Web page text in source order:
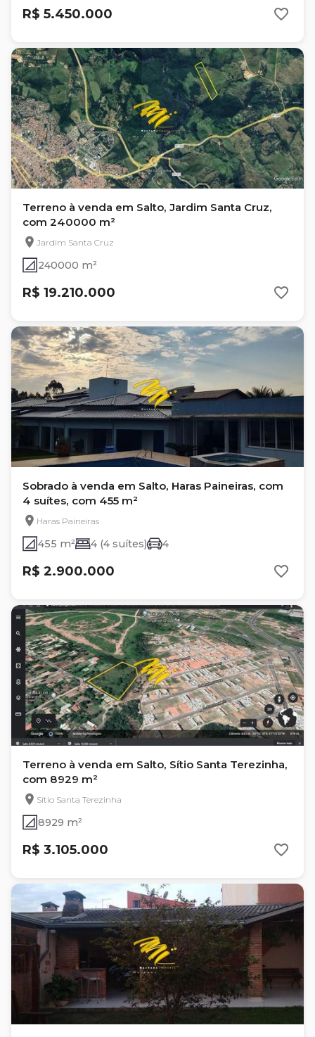
R$ 5.450.000
Terreno à venda em Salto, Jardim Santa Cruz,
com 240000 m²
Jardim Santa Cruz
240000 m²
R$ 19.210.000
Sobrado à venda em Salto, Haras Paineiras, com
4 suítes, com 455 m²
Haras Paineiras
455 m² 4 (4 suítes) 4
R$ 2.900.000
Terreno à venda em Salto, Sítio Santa Terezinha,
com 8929 m²
Sítio Santa Terezinha
8929 m²
R$ 3.105.000